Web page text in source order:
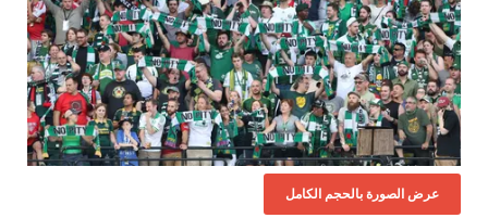
عرض الصورة بالحجم الكامل